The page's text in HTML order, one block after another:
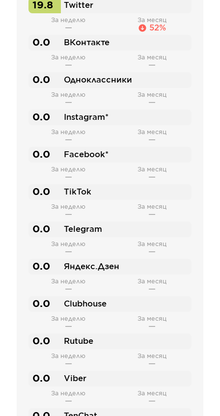
19.8 Twitter
За неделю
—
За месяц
52%
0.0 ВКонтакте
За неделю
—
За месяц
—
0.0 Одноклассники
За неделю
—
За месяц
—
0.0 Instagram*
За неделю
—
За месяц
—
0.0 Facebook*
За неделю
—
За месяц
—
0.0 TikTok
За неделю
—
За месяц
—
0.0 Telegram
За неделю
—
За месяц
—
0.0 Яндекс.Дзен
За неделю
—
За месяц
—
0.0 Clubhouse
За неделю
—
За месяц
—
0.0 Rutube
За неделю
—
За месяц
—
0.0 Viber
За неделю
—
За месяц
—